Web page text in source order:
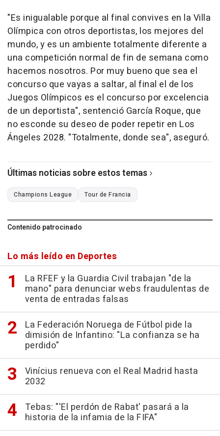
"Es inigualable porque al final convives en la Villa
Olímpica con otros deportistas, los mejores del
mundo, y es un ambiente totalmente diferente a
una competición normal de fin de semana como
hacemos nosotros. Por muy bueno que sea el
concurso que vayas a saltar, al final el de los
Juegos Olímpicos es el concurso por excelencia
de un deportista", sentenció García Roque, que
no esconde su deseo de poder repetir en Los
Ángeles 2028. "Totalmente, donde sea", aseguró.
Últimas noticias sobre estos temas
Champions League Tour de Francia
Contenido patrocinado
Lo más leído en Deportes
La RFEF y la Guardia Civil trabajan "de la
mano" para denunciar webs fraudulentas de
venta de entradas falsas
La Federación Noruega de Fútbol pide la
dimisión de Infantino: "La confianza se ha
perdido"
Vinícius renueva con el Real Madrid hasta
2032
Tebas: "'El perdón de Rabat' pasará a la
historia de la infamia de la FIFA"